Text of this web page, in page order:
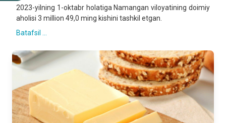
2023-yilning 1-oktabr holatiga Namangan viloyatining doimiy
aholisi 3 million 49,0 ming kishini tashkil etgan.
Batafsil ...